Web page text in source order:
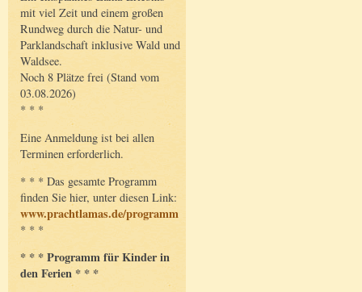
mit viel Zeit und einem großen
Rundweg durch die Natur- und
Parklandschaft inklusive Wald und
Waldsee.
Noch 8 Plätze frei (Stand vom
03.08.2026)
* * *
Eine Anmeldung ist bei allen
Terminen erforderlich.
* * * Das gesamte Programm
finden Sie hier, unter diesen Link:
www.prachtlamas.de/programm
* * *
* * * Programm für Kinder in
den Ferien * * *